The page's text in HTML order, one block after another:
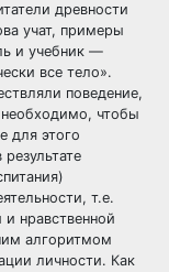
древности
учат, примеры
и учебник —
все тело».
поведение,
чтобы
для этого
т.е.
нравственной
алгоритмом
личности. Как